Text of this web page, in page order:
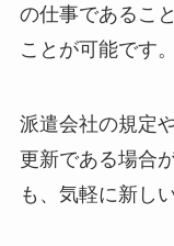
の仕事であるこ
ことが可能です。
派遣会社の規定
更新である場合
も、気軽に新し